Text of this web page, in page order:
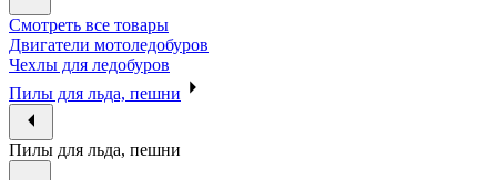
Смотреть все товары
Двигатели мотоледобуров
Чехлы для ледобуров
Пилы для льда, пешни
Пилы для льда, пешни